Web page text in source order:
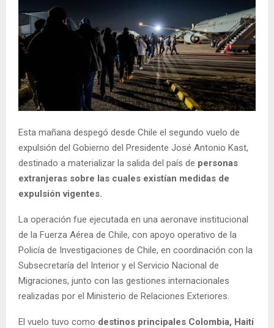
Y
E
N
U
Esta mañana despegó desde Chile el segundo vuelo de
expulsión del Gobierno del Presidente José Antonio Kast,
destinado a materializar la salida del país de personas
extranjeras sobre las cuales existían medidas de
expulsión vigentes.
La operación fue ejecutada en una aeronave institucional
de la Fuerza Aérea de Chile, con apoyo operativo de la
Policía de Investigaciones de Chile, en coordinación con la
Subsecretaría del Interior y el Servicio Nacional de
Migraciones, junto con las gestiones internacionales
realizadas por el Ministerio de Relaciones Exteriores.
El vuelo tuvo como destinos principales Colombia, Haití